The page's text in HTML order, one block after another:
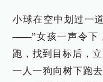
小球在空中划过一
——”女孩一声令下
跑，找到目标后，
一人一狗向树下跑